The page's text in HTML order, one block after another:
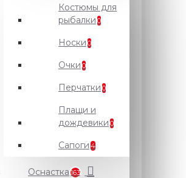
Костюмы для
рыбалки 0
Носки 0
Очки 0
Перчатки 0
Плащи и
дождевики 0
Сапоги 4
Оснастка 163